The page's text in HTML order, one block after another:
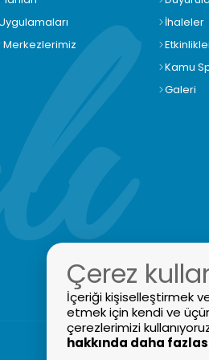
Merkezlerimiz
İhaleler
Kamu
Galeri
Çerez
İçeriği kişiselleştirmek
etmek için kendi ve
çerezlerimizi
hakkında daha